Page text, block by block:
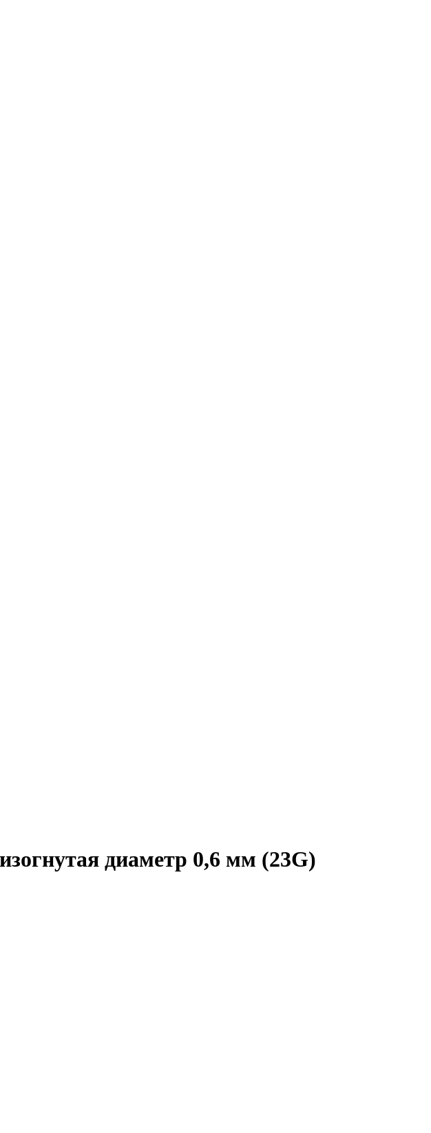
диаметр 0,6 мм (23G)